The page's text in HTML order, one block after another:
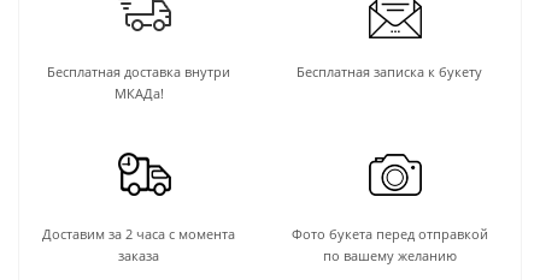
Бесплатная доставка внутри
МКАДа!
Бесплатная записка к букету
Доставим за 2 часа с момента
заказа
Фото букета перед отправкой
по вашему желанию